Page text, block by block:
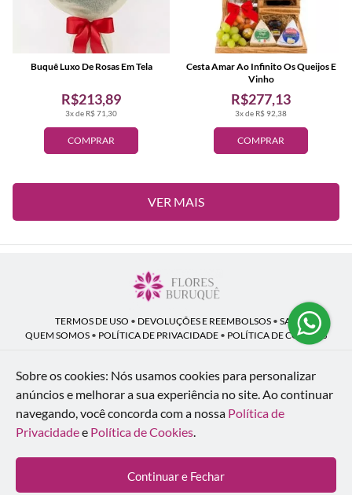
COMPRAR
3x de R$ 71,30
R$213,89
Buquê Luxo De Rosas Em Tela
COMPRAR
3x de R$ 92,38
R$277,13
Cesta Amar Ao Infinito Os Queijos E
Vinho
VER MAIS
TERMOS DE USO • DEVOLUÇÕES E REEMBOLSOS • SAC
QUEM SOMOS • POLÍTICA DE PRIVACIDADE • POLÍTICA DE COOKIES
Flores Buruquê | CNPJ: 53.136.758/0001-18
Rua Coronel João Guilherme Guimarães, 1640 - Bom Retiro - Curitiba - PR -
80520-280
WhatsApp: (41) 98154-876| Telefone: (41) 9 9815-4876
© 2024-2026 - Todos os direitos reservados - Desenvolvido por
Inteligentes
Sobre os cookies: Nós usamos cookies para personalizar
anúncios e melhorar a sua experiência no site.Ao continuar
navegando, você concorda com a nossa Política de
Privacidadee Política de Cookies.
Continuar e Fechar